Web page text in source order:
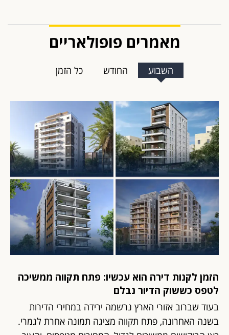
מאמרים פופולאריים
השבוע החודש כל הזמן
הזמן לקנות דירה הוא עכשיו: פתח תקווה ממשיכה
לטפס כששוק הדיור נבלם
בעוד שברוב אזורי הארץ נרשמה ירידה במחירי הדירות
בשנה האחרונה, פתח תקווה מציגה תמונה אחרת לגמרי.